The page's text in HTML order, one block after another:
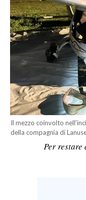
POLITICA
ECONOMIA
SERVIZI ALLE IMPRESE
LAVORO
BANDI
SPORT IN SARDEGNA
Il mezzo coinvolto
della compagnia di
Per